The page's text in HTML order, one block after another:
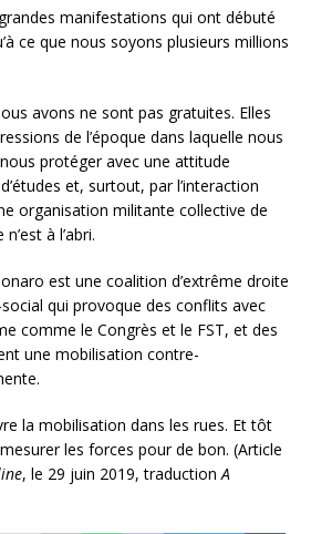
manifestations qui ont débuté
ce que nous soyons plusieurs millions
avons ne sont pas gratuites. Elles
de l’époque dans laquelle nous
protéger avec une attitude
et, surtout, par l’interaction
organisation militante collective de
à l’abri.
est une coalition d’extrême droite
qui provoque des conflits avec
comme le Congrès et le FST, et des
une mobilisation contre-
la mobilisation dans les rues. Et tôt
les forces pour de bon. (Article
, le 29 juin 2019, traductionA